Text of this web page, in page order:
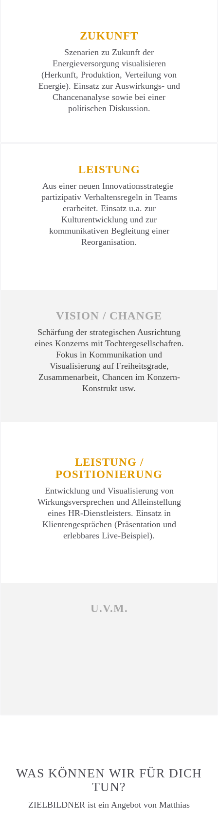
ZUKUNFT
Szenarien zu Zukunft der
Energieversorgung visualisieren
(Herkunft, Produktion, Verteilung von
Energie). Einsatz zur Auswirkungs- und
Chancenanalyse sowie bei einer
politischen Diskussion.
LEISTUNG
Aus einer neuen Innovationsstrategie
partizipativ Verhaltensregeln in Teams
erarbeitet. Einsatz u.a. zur
Kulturentwicklung und zur
kommunikativen Begleitung einer
Reorganisation.
VISION / CHANGE
Schärfung der strategischen Ausrichtung
eines Konzerns mit Tochtergesellschaften.
Fokus in Kommunikation und
Visualisierung auf Freiheitsgrade,
Zusammenarbeit, Chancen im Konzern-
Konstrukt usw.
LEISTUNG /
POSITIONIERUNG
Entwicklung und Visualisierung von
Wirkungsversprechen und Alleinstellung
eines HR-Dienstleisters. Einsatz in
Klientengesprächen (Präsentation und
erlebbares Live-Beispiel).
U.V.M.
WAS KÖNNEN WIR FÜR DICH
TUN?
ZIELBILDNER ist ein Angebot von Matthias